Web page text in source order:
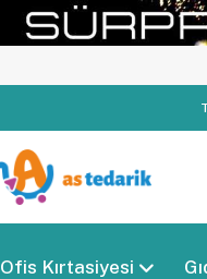
Ofis Kırtasiyesi